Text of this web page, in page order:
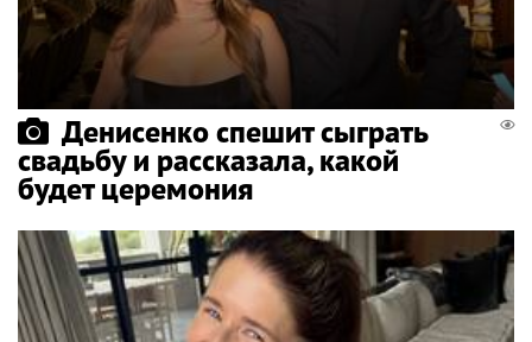
Денисенко спешит сыграть
свадьбу и рассказала, какой
будет церемония